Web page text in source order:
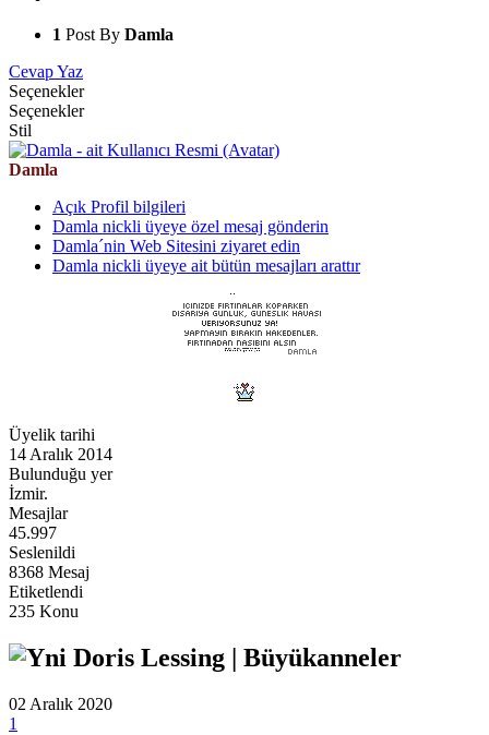
1 Post By Damla
Cevap Yaz
Seçenekler
Seçenekler
Stil
Damla
Açık Profil bilgileri
Damla nickli üyeye özel mesaj gönderin
Damla´nin Web Sitesini ziyaret edin
Damla nickli üyeye ait bütün mesajları arattır
Üyelik tarihi
14 Aralık 2014
Bulunduğu yer
İzmir.
Mesajlar
45.997
Seslenildi
8368 Mesaj
Etiketlendi
235 Konu
Doris Lessing | Büyükanneler
02 Aralık 2020
1